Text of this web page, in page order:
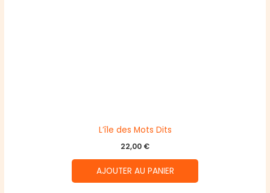
L’île des Mots Dits
22,00 €
AJOUTER AU PANIER